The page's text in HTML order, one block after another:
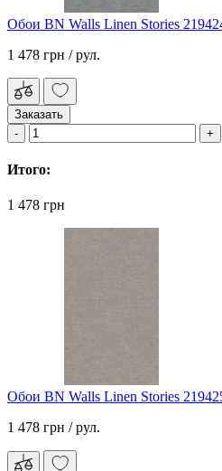
Обои BN Walls Linen Stories
1 478 грн / рул.
Заказать
Итого:
1 478 грн
Обои BN Walls Linen Stories
1 478 грн / рул.